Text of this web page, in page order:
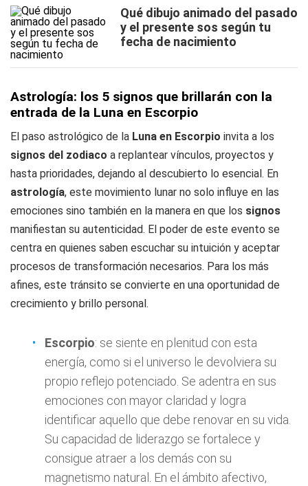
Qué dibujo animado del pasado
y el presente sos según tu
fecha de nacimiento
Astrología: los 5 signos que brillarán con la
entrada de la Luna en Escorpio
El paso astrológico de la Luna en Escorpio invita a los
signos del zodiaco a replantear vínculos, proyectos y
hasta prioridades, dejando al descubierto lo esencial. En
astrología, este movimiento lunar no solo influye en las
emociones sino también en la manera en que los signos
manifiestan su autenticidad. El poder de este evento se
centra en quienes saben escuchar su intuición y aceptar
procesos de transformación necesarios. Para los más
afines, este tránsito se convierte en una oportunidad de
crecimiento y brillo personal.
Escorpio: se siente en plenitud con esta
energía, como si el universo le devolviera su
propio reflejo potenciado. Se adentra en sus
emociones con mayor claridad y logra
identificar aquello que debe renovar en su vida.
Su capacidad de liderazgo se fortalece y
consigue atraer a los demás con su
magnetismo natural. En el ámbito afectivo,